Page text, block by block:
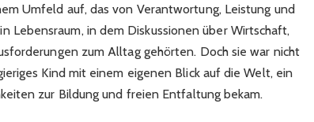
Umfeld auf, das von Verantwortung, Leistung und
Lebensraum, in dem Diskussionen über Wirtschaft,
zum Alltag gehörten. Doch sie war nicht
Kind mit einem eigenen Blick auf die Welt, ein
zur Bildung und freien Entfaltung bekam.